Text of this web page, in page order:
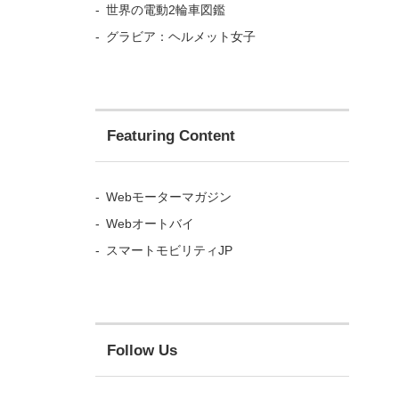
トレ
回す
世界の電動2輪車図鑑
グラビア：ヘルメット女子
Featuring Content
Webモーターマガジン
Webオートバイ
スマートモビリティJP
Follow Us